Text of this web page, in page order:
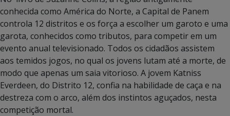
conhecida como América do Norte, a Capital de Panem
controla 12 distritos e os força a escolher um garoto e uma
garota, conhecidos como tributos, para competir em um
evento anual televisionado. Todos os cidadãos assistem
aos temidos jogos, no qual os jovens lutam até a morte, de
modo que apenas um saia vitorioso. A jovem Katniss
Everdeen, do Distrito 12, confia na habilidade de caça e na
destreza com o arco, além dos instintos aguçados, nesta
competição mortal.